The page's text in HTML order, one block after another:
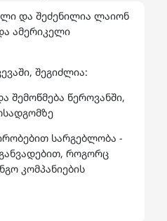
და შეძენილია ლაიონ
ამერიკელი
შეგიძლია:
შემოწმება წეროვანში,
სარგებლობა -
როგორც
კომპანიების